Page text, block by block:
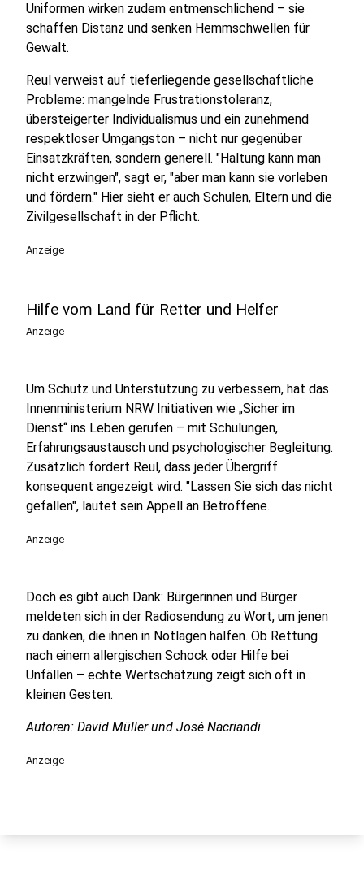
Uniformen wirken zudem entmenschlichend – sie
schaffen Distanz und senken Hemmschwellen für
Gewalt.
Reul verweist auf tieferliegende gesellschaftliche
Probleme: mangelnde Frustrationstoleranz,
übersteigerter Individualismus und ein zunehmend
respektloser Umgangston – nicht nur gegenüber
Einsatzkräften, sondern generell. "Haltung kann man
nicht erzwingen", sagt er, "aber man kann sie vorleben
und fördern." Hier sieht er auch Schulen, Eltern und die
Zivilgesellschaft in der Pflicht.
Anzeige
Hilfe vom Land für Retter und Helfer
Anzeige
Um Schutz und Unterstützung zu verbessern, hat das
Innenministerium NRW Initiativen wie „Sicher im
Dienst“ ins Leben gerufen – mit Schulungen,
Erfahrungsaustausch und psychologischer Begleitung.
Zusätzlich fordert Reul, dass jeder Übergriff
konsequent angezeigt wird. "Lassen Sie sich das nicht
gefallen", lautet sein Appell an Betroffene.
Anzeige
Doch es gibt auch Dank: Bürgerinnen und Bürger
meldeten sich in der Radiosendung zu Wort, um jenen
zu danken, die ihnen in Notlagen halfen. Ob Rettung
nach einem allergischen Schock oder Hilfe bei
Unfällen – echte Wertschätzung zeigt sich oft in
kleinen Gesten.
Autoren: David Müller und José Nacriandi
Anzeige